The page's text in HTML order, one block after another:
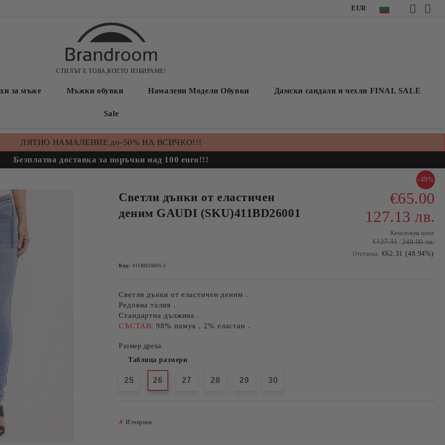
EUR
СТИЛЪТ Е ТОВА,КОЕТО ИЗБИРАМЕ!
за мъже Мъжки обувки Намалени Модели Обувки Дамски сандали и чехли FINAL SALE
Sale
ЛЯТНО НАМАЛЕНИЕ до-50% НА ВСИЧКО!!!
Безплатна доставка за поръчки над 100 euro!!!
Светли дънки от еластичен
деним GAUDI (SKU)411BD26001
-49%
€65.00
127.13 лв.
Каталожна цена:
€127.31 249.00 лв.
Отстъпка: €62.31 (48.94%)
Код: 411BD26001-2
Светли дънки от еластичен деним .
Редовна талия .
Стандартна дължина .
СЪСТАВ:98% памук , 2% еластан .
Размер дреха:
Таблица размери
25 26 27 28 29 30
✗ Изчерпан